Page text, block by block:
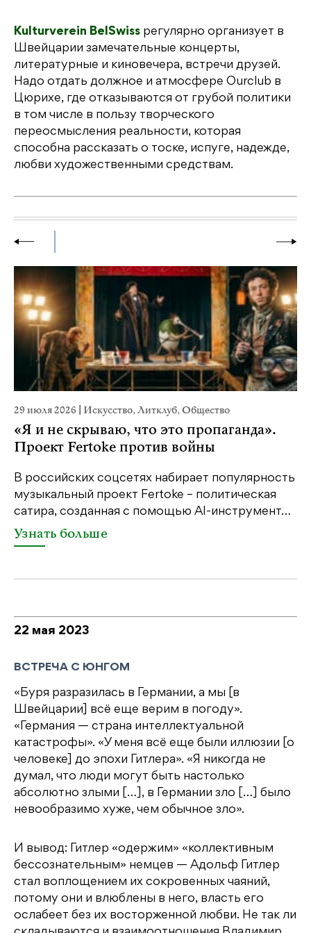
Kulturverein BelSwiss регулярно организует в
Швейцарии замечательные концерты,
литературные и киновечера, встречи друзей.
Надо отдать должное и атмосфере Ourclub в
Цюрихе, где отказываются от грубой политики
в том числе в пользу творческого
переосмысления реальности, которая
способна рассказать о тоске, испуге, надежде,
любви художественными средствам.
29 июля 2026 Искусство,Литклуб,Общество
«Я и не скрываю, что это пропаганда».
Проект Fertoke против войны
В российских соцсетях набирает популярность
музыкальный проект Fertoke – политическая
сатира, созданная с помощью AI-инструмент…
Узнать больше
22 мая 2023
ВСТРЕЧА С ЮНГОМ
«Буря разразилась в Германии, а мы [в
Швейцарии] всё еще верим в погоду».
«Германия — страна интеллектуальной
катастрофы». «У меня всё еще были иллюзии [о
человеке] до эпохи Гитлера». «Я никогда не
думал, что люди могут быть настолько
абсолютно злыми […], в Германии зло […] было
невообразимо хуже, чем обычное зло».
И вывод: Гитлер «одержим» «коллективным
бессознательным» немцев — Адольф Гитлер
стал воплощением их сокровенных чаяний,
потому они и влюблены в него, власть его
ослабеет без их восторженной любви. Не так ли